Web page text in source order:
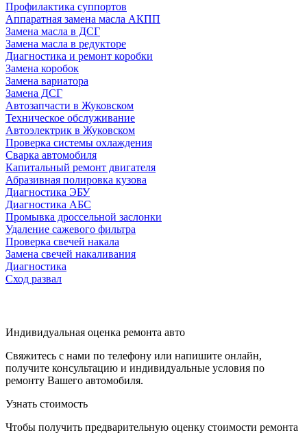
Профилактика суппортов
Аппаратная замена масла АКПП
Замена масла в ДСГ
Замена масла в редукторе
Диагностика и ремонт коробки
Замена коробок
Замена вариатора
Замена ДСГ
Автозапчасти в Жуковском
Техническое обслуживание
Автоэлектрик в Жуковском
Проверка системы охлаждения
Сварка автомобиля
Капитальный ремонт двигателя
Абразивная полировка кузова
Диагностика ЭБУ
Диагностика АБС
Промывка дроссельной заслонки
Удаление сажевого фильтра
Проверка свечей накала
Замена свечей накаливания
Диагностика
Сход развал
Индивидуальная оценка ремонта авто
Свяжитесь с нами по телефону или напишите онлайн,
получите консультацию и индивидуальные условия по
ремонту Вашего автомобиля.
Узнать стоимость
Чтобы получить предварительную оценку стоимости ремонта